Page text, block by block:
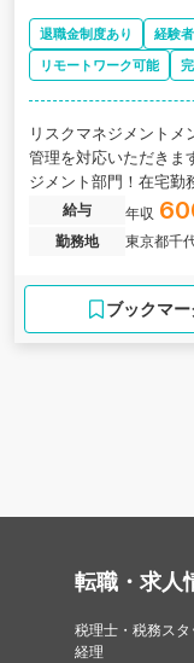
退職金制度あり 経験
リモートワーク可能
リスクマネジメントメ
管理を対応いただきま
ジメント部門！在宅勤
×リスクマネジメント
ジメント人材になれ
るハブ的存在の世界
給与 年収
勤務地
東京都千
ブックマー
転職・求人
税理士・税務スタ
経理